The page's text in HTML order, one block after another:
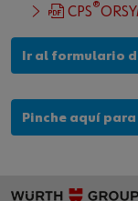
CPS®
Ir al formulario
Pinche aquí